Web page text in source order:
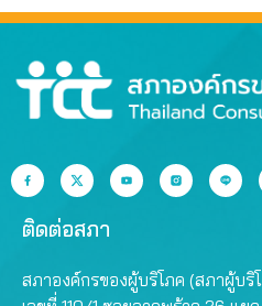
ติดต่อสภา
สภาองค์กรของผู้บริโภค (สภาผู้บริ